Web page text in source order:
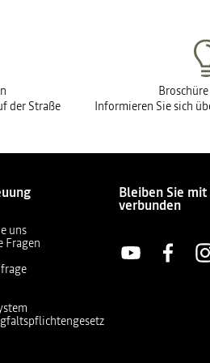
der Straße
Informieren Sie sich
uns
Fragen
Bleiben Sie mit
verbunden